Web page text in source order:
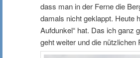
dass man in der Ferne die
damals nicht geklappt. Heute
Aufdunkel“ hat. Das ich ganz
geht weiter und die